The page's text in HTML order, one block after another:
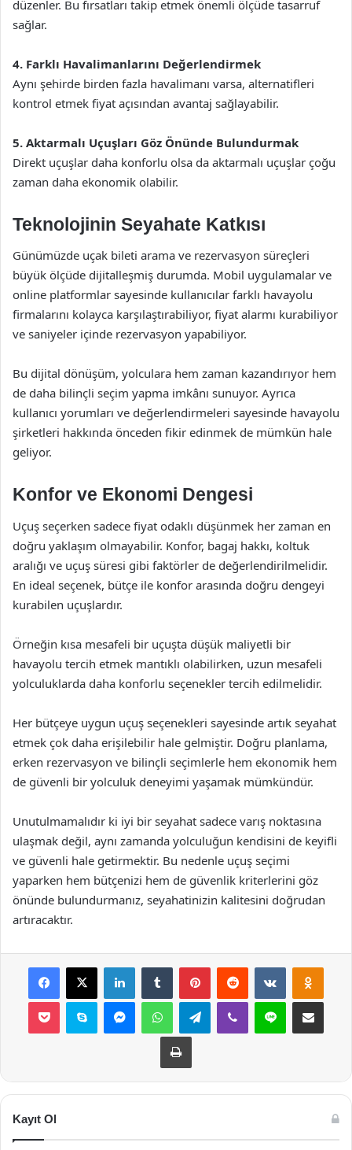
düzenler. Bu fırsatları takip etmek önemli ölçüde tasarruf
sağlar.
4. Farklı Havalimanlarını Değerlendirmek
Aynı şehirde birden fazla havalimanı varsa, alternatifleri
kontrol etmek fiyat açısından avantaj sağlayabilir.
5. Aktarmalı Uçuşları Göz Önünde Bulundurmak
Direkt uçuşlar daha konforlu olsa da aktarmalı uçuşlar çoğu
zaman daha ekonomik olabilir.
Teknolojinin Seyahate Katkısı
Günümüzde uçak bileti arama ve rezervasyon süreçleri
büyük ölçüde dijitalleşmiş durumda. Mobil uygulamalar ve
online platformlar sayesinde kullanıcılar farklı havayolu
firmalarını kolayca karşılaştırabiliyor, fiyat alarmı kurabiliyor
ve saniyeler içinde rezervasyon yapabiliyor.
Bu dijital dönüşüm, yolculara hem zaman kazandırıyor hem
de daha bilinçli seçim yapma imkânı sunuyor. Ayrıca
kullanıcı yorumları ve değerlendirmeleri sayesinde havayolu
şirketleri hakkında önceden fikir edinmek de mümkün hale
geliyor.
Konfor ve Ekonomi Dengesi
Uçuş seçerken sadece fiyat odaklı düşünmek her zaman en
doğru yaklaşım olmayabilir. Konfor, bagaj hakkı, koltuk
aralığı ve uçuş süresi gibi faktörler de değerlendirilmelidir.
En ideal seçenek, bütçe ile konfor arasında doğru dengeyi
kurabilen uçuşlardır.
Örneğin kısa mesafeli bir uçuşta düşük maliyetli bir
havayolu tercih etmek mantıklı olabilirken, uzun mesafeli
yolculuklarda daha konforlu seçenekler tercih edilmelidir.
Her bütçeye uygun uçuş seçenekleri sayesinde artık seyahat
etmek çok daha erişilebilir hale gelmiştir. Doğru planlama,
erken rezervasyon ve bilinçli seçimlerle hem ekonomik hem
de güvenli bir yolculuk deneyimi yaşamak mümkündür.
Unutulmamalıdır ki iyi bir seyahat sadece varış noktasına
ulaşmak değil, aynı zamanda yolculuğun kendisini de keyifli
ve güvenli hale getirmektir. Bu nedenle uçuş seçimi
yaparken hem bütçenizi hem de güvenlik kriterlerini göz
önünde bulundurmanız, seyahatinizin kalitesini doğrudan
artıracaktır.
Facebook
X LinkedInTumblr PinterestReddit VKontakte
Pocket Skype MessengerWhatsAppTelegramViber Line E-Posta ile
Yazdır
Kayıt Ol